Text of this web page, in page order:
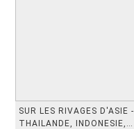
SUR LES RIVAGES D'ASIE -
THAILANDE, INDONESIE,